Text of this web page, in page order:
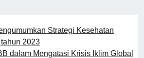
Strategi Kesehatan
2023
dalam Mengatasi Krisis Iklim Global